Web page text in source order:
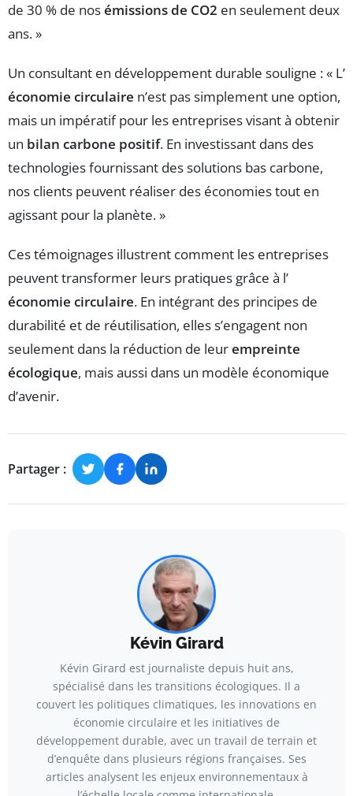
de 30 % de nosémissions de CO2 en seulement deux
ans. »
Un consultant en développement durable souligne : « L’
économie circulaire n’est pas simplement une option,
mais un impératif pour les entreprises visant à obtenir
un bilan carbone positif. En investissant dans des
technologies fournissant des solutions bas carbone,
nos clients peuvent réaliser des économies tout en
agissant pour la planète. »
Ces témoignages illustrent comment les entreprises
peuvent transformer leurs pratiques grâce à l’
économie circulaire. En intégrant des principes de
durabilité et de réutilisation, elles s’engagent non
seulement dans la réduction de leurempreinte
écologique, mais aussi dans un modèle économique
d’avenir.
Partager :
Kévin Girard
Kévin Girard est journaliste depuis huit ans,
spécialisé dans les transitions écologiques. Il a
couvert les politiques climatiques, les innovations en
économie circulaire et les initiatives de
développement durable, avec un travail de terrain et
d’enquête dans plusieurs régions françaises. Ses
articles analysent les enjeux environnementaux à